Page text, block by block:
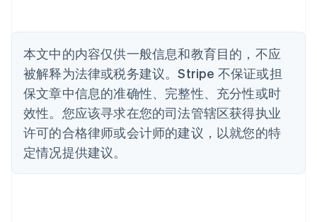
本文中的内容仅供一般信息和教育目的，不应
被解释为法律或税务建议。Stripe 不保证或担
保文章中信息的准确性、完整性、充分性或时
效性。您应该寻求在您的司法管辖区获得执业
许可的合格律师或会计师的建议，以就您的特
定情况提供建议。
丹麦
德国
DeutschEnglish
法国
FrançaisEnglish
芬兰
EnglishSvenska